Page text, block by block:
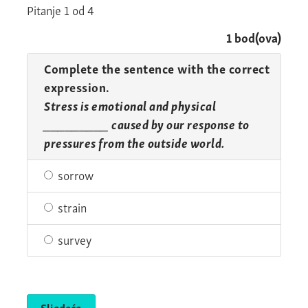
Pitanje 1 od4
1bod(ova)
Complete the sentence with the correct
expression.
Stress is emotional and physical
_________ caused by our response to
pressures from the outside world.
sorrow
strain
survey